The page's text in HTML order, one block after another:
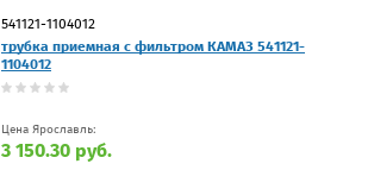
541121-1104012
трубка приемная с фильтром КАМАЗ 541121-
1104012
Цена Ярославль:
3 150.30 руб.